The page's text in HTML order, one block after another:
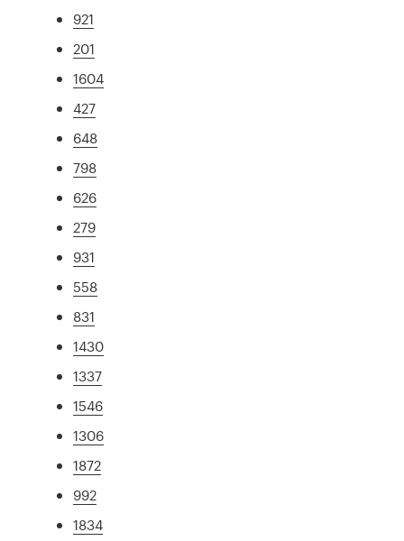
921
201
1604
427
648
798
626
279
931
558
831
1430
1337
1546
1306
1872
992
1834